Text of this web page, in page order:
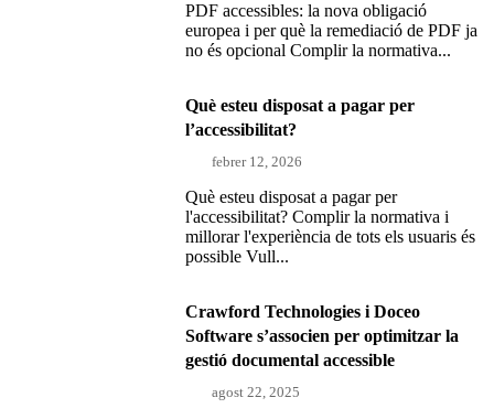
PDF accessibles: la nova obligació
europea i per què la remediació de PDF ja
no és opcional Complir la normativa...
Què esteu disposat a pagar per
l’accessibilitat?
febrer 12, 2026
Què esteu disposat a pagar per
l'accessibilitat? Complir la normativa i
millorar l'experiència de tots els usuaris és
possible Vull...
Crawford Technologies i Doceo
Software s’associen per optimitzar la
gestió documental accessible
agost 22, 2025